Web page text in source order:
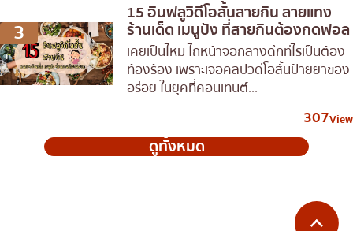
3
15 อินฟลูวิดีโอสั้นสายกิน ลายแทง
ร้านเด็ด เมนูปัง ที่สายกินต้องกดฟอล
เคยเป็นไหม ไถหน้าจอกลางดึกทีไรเป็นต้อง
ท้องร้อง เพราะเจอคลิปวิดีโอสั้นป้ายยาของ
อร่อย ในยุคที่คอนเทนต์...
307View
ดูทั้งหมด